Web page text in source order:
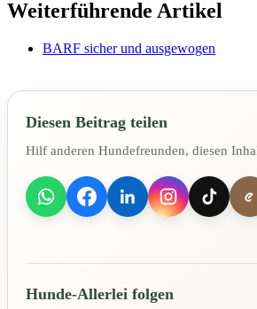
Weiterführende Artikel
BARF sicher und ausgewogen
Diesen Beitrag teilen
Hilf anderen Hundefreunden, diesen
Hunde-Allerlei folgen